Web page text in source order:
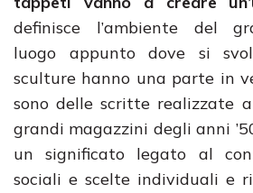
definisce l’ambiente del
luogo appunto dove si
sculture hanno una parte in
sono delle scritte realizzate
grandi magazzini degli anni
un significato legato al
sociali e scelte individuali e